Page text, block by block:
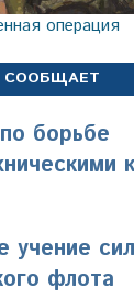
операция
борьбе
учение сил
флота